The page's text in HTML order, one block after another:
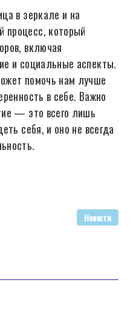
в зеркале и на
который
включая
и социальные аспекты.
помочь нам лучше
в себе. Важно
— это всего лишь
себя, и оно не всегда
Новости